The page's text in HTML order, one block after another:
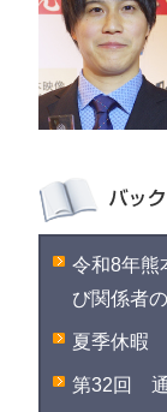
令和8年熊
び関係者
夏季休暇
第32回